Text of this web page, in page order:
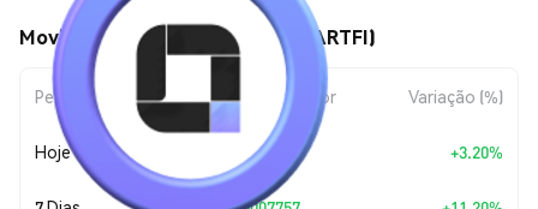
Movimentos de preço de Artfi (ARTFI)
Período Variação do Valor Variação (%)
Hoje $0.00002388 +3.20%